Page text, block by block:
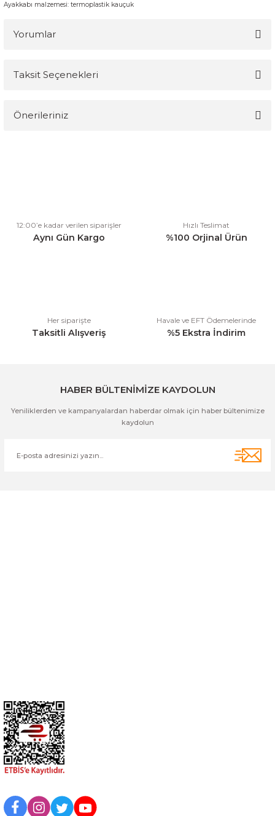
Ayakkabı malzemesi: termoplastik kauçuk
Yorumlar
Taksit Seçenekleri
Önerileriniz
Ürün açıklamasında eksik bilgiler bulunuyor.
Ürün bilgilerinde hatalar bulunuyor.
12:00’e kadar verilen siparişler
Aynı Gün Kargo
Hızlı Teslimat
%100 Orjinal Ürün
Her siparişte
Taksitli Alışveriş
Havale ve EFT Ödemelerinde
%5 Ekstra İndirim
HABER BÜLTENİMİZE KAYDOLUN
Yeniliklerden ve kampanyalardan haberdar olmak için haber bültenimize
kaydolun